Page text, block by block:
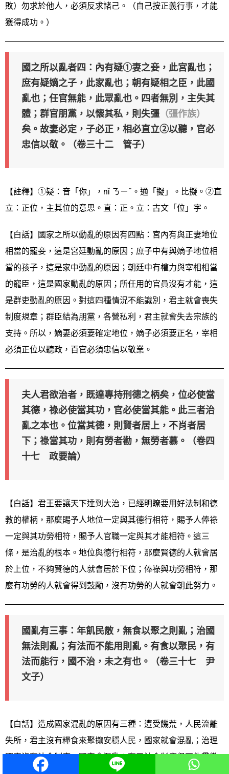
敗）勿求於他人，必須反求諸己。（自己按正義行事，才能
獲得成功。）
國之所以亂者四：內有疑①妻之妾，此宮亂也；
庶有疑嫡之子，此家亂也；朝有疑相之臣，此國
亂也；任官無能，此眾亂也。四者無別，主失其
體；群官朋黨，以懷其私，則失彊 （彊作族）
矣。故妻必定，子必正，相必直立②以聽，官必
忠信以敬。（卷三十二 管子）
【註釋】①疑：音「你」，nǐ ㄋㄧˇ。通「擬」。比擬。②直
立：正位，主其位的意思。直：正。立：古文「位」字。
【白話】國家之所以動亂的原因有四點：宮內有與正妻地位
相當的寵妾，這是宮廷動亂的原因；庶子中有與嫡子地位相
當的孩子，這是家中動亂的原因；朝廷中有權力與宰相相當
的寵臣，這是國家動亂的原因；所任用的官員沒有才能，這
是群吏動亂的原因。對這四種情況不能識別，君主就會喪失
制度規章；群臣結為朋黨，各營私利，君主就會失去宗族的
支持。所以，嫡妻必須要確定地位，嫡子必須要正名，宰相
必須正位以聽政，百官必須忠信以敬業。
夫人君欲治者，既達專持刑德之柄矣，位必使當
其德，祿必使當其功，官必使當其能。此三者治
亂之本也。位當其德，則賢者居上，不肖者居
下；祿當其功，則有勞者勸，無勞者慕。（卷四
十七 政要論）
【白話】君王要讓天下達到大治，已經明瞭要用好法制和德
教的權柄，那麼賜予人地位一定與其德行相符，賜予人俸祿
一定與其功勞相符，賜予人官職一定與其才能相符。這三
條，是治亂的根本。地位與德行相符，那麼賢德的人就會居
於上位，不夠賢德的人就會居於下位；俸祿與功勞相符，那
麼有功勞的人就會得到鼓勵，沒有功勞的人就會朝此努力。
國亂有三事：年飢民散，無食以聚之則亂；治國
無法則亂；有法而不能用則亂。有食以聚民，有
法而能行，國不治，未之有也。（卷三十七 尹
文子）
【白話】造成國家混亂的原因有三種：遭受饑荒，人民流離
失所，君主沒有糧食來聚攏安穩人民，國家就會混亂；治理
國家沒有法令制度，國家會混亂；有了法令制度但不能貫徹